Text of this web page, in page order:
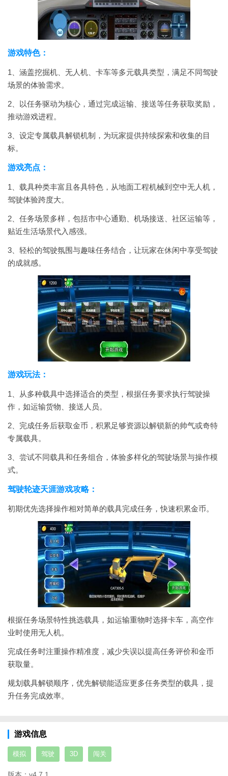
游戏特色：
1、涵盖挖掘机、无人机、卡车等多元载具类型，满足不同驾驶
场景的体验需求。
2、以任务驱动为核心，通过完成运输、接送等任务获取奖励，
推动游戏进程。
3、设定专属载具解锁机制，为玩家提供持续探索和收集的目
标。
游戏亮点：
1、载具种类丰富且各具特色，从地面工程机械到空中无人机，
驾驶体验跨度大。
2、任务场景多样，包括市中心通勤、机场接送、社区运输等，
贴近生活场景代入感强。
3、轻松的驾驶氛围与趣味任务结合，让玩家在休闲中享受驾驶
的成就感。
游戏玩法：
1、从多种载具中选择适合的类型，根据任务要求执行驾驶操
作，如运输货物、接送人员。
2、完成任务后获取金币，积累足够资源以解锁新的帅气或奇特
专属载具。
3、尝试不同载具和任务组合，体验多样化的驾驶场景与操作模
式。
驾驶轮迹天涯游戏攻略：
初期优先选择操作相对简单的载具完成任务，快速积累金币。
根据任务场景特性挑选载具，如运输重物时选择卡车，高空作
业时使用无人机。
完成任务时注重操作精准度，减少失误以提高任务评价和金币
获取量。
规划载具解锁顺序，优先解锁能适应更多任务类型的载具，提
升任务完成效率。
游戏信息
模拟 驾驶 3D 闯关